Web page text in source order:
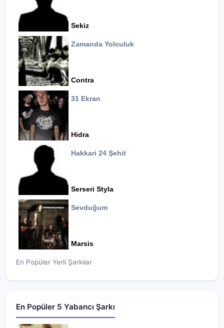
Sekiz
Zamanda Yolculuk
Contra
31 Ekran
Hidra
Hakkari 24 Şehit
Serseri Styla
Sevduğum
Marsis
En Popüler Yerli Şarkılar
En Popüler 5 Yabancı Şarkı